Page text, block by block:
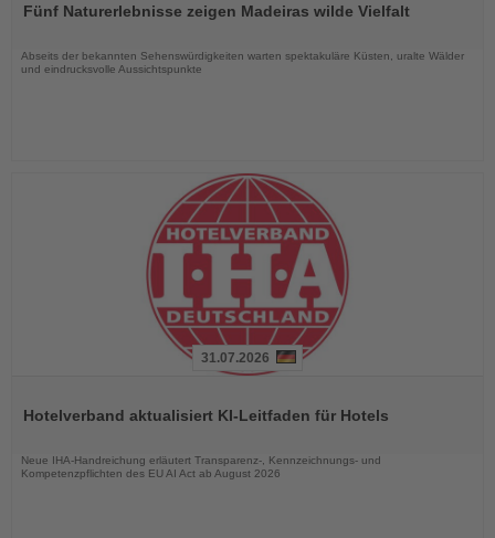
dieFünf Naturerlebnisse zeigen Madeiras wilde Vielfalt
Abseits der bekannten Sehenswürdigkeiten warten spektakuläre Küsten, uralte Wälder
und eindrucksvolle Aussichtspunkte
die
31.07.2026
Hotelverband aktualisiert KI-Leitfaden für Hotels
Neue IHA-Handreichung erläutert Transparenz-, Kennzeichnungs- und
Kompetenzpflichten des EU AI Act ab August 2026